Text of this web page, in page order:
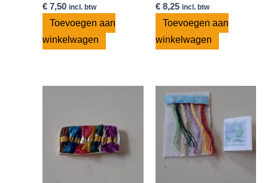
€ 7,50 incl. btw
Toevoegen aan
winkelwagen
€8,25 incl. btw
Toevoegen aan
winkelwagen